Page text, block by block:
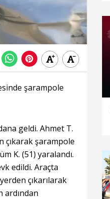
şarampole
geldi. Ahmet T.
çıkarak şarampole
K. (51) yaralandı.
edildi. Araçta
çıkarılarak
ardından